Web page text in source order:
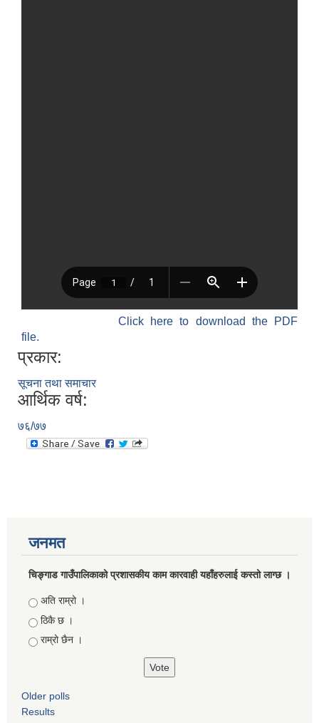
Click here to download the PDF
file.
प्रकार:
सूचना तथा समाचार
आर्थिक वर्ष:
७६/७७
जनमत
चिङ्गाड गाउँपालिकाको प्रशासकीय काम कारवाही यहाँहरुलाई कस्तो लाग्छ ।
Choices
अति राम्रो ।
ठिकै छ ।
राम्रो छैन ।
Older polls
Results